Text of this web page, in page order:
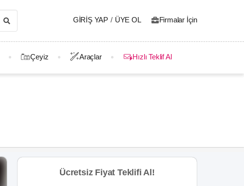
GIRIŞ YAP / ÜYE OL Firmalar İçin
Çeyiz Araçlar Hızlı Teklif Al
Ücretsiz Fiyat Teklifi Al!